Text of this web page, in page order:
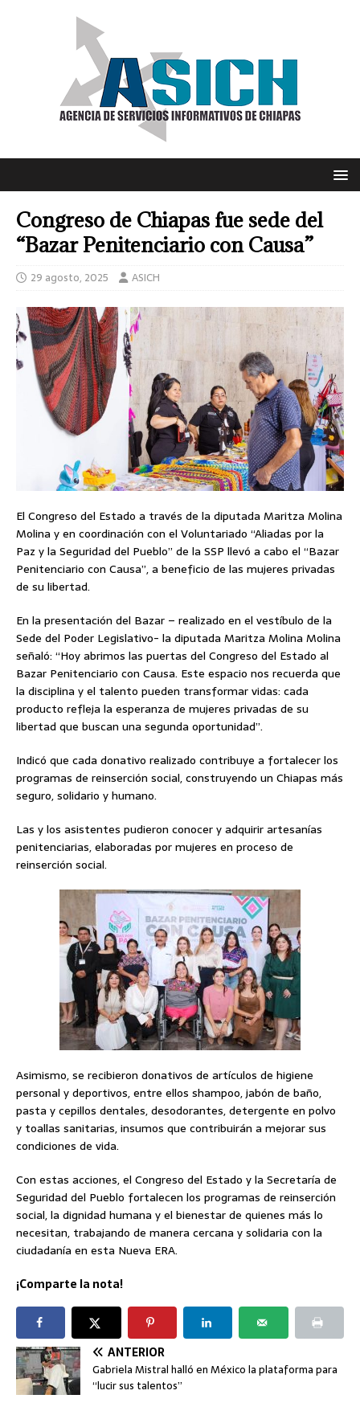
Congreso de Chiapas fue sede del
“Bazar Penitenciario con Causa”
29 agosto, 2025 ASICH
El Congreso del Estado a través de la diputada Maritza Molina
Molina y en coordinación con el Voluntariado “Aliadas por la
Paz y la Seguridad del Pueblo” de la SSP llevó a cabo el “Bazar
Penitenciario con Causa”, a beneficio de las mujeres privadas
de su libertad.
En la presentación del Bazar – realizado en el vestíbulo de la
Sede del Poder Legislativo- la diputada Maritza Molina Molina
señaló: “Hoy abrimos las puertas del Congreso del Estado al
Bazar Penitenciario con Causa. Este espacio nos recuerda que
la disciplina y el talento pueden transformar vidas: cada
producto refleja la esperanza de mujeres privadas de su
libertad que buscan una segunda oportunidad”.
Indicó que cada donativo realizado contribuye a fortalecer los
programas de reinserción social, construyendo un Chiapas más
seguro, solidario y humano.
Las y los asistentes pudieron conocer y adquirir artesanías
penitenciarias, elaboradas por mujeres en proceso de
reinserción social.
Asimismo, se recibieron donativos de artículos de higiene
personal y deportivos, entre ellos shampoo, jabón de baño,
pasta y cepillos dentales, desodorantes, detergente en polvo
y toallas sanitarias, insumos que contribuirán a mejorar sus
condiciones de vida.
Con estas acciones, el Congreso del Estado y la Secretaría de
Seguridad del Pueblo fortalecen los programas de reinserción
social, la dignidad humana y el bienestar de quienes más lo
necesitan, trabajando de manera cercana y solidaria con la
ciudadanía en esta Nueva ERA.
¡Comparte la nota!
ANTERIOR
Gabriela Mistral halló en México la plataforma para
“lucir sus talentos”